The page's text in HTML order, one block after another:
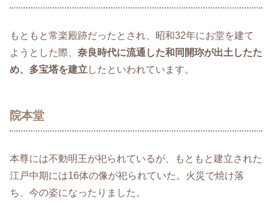
もともと常楽殿跡だったとされ、昭和32年にお堂を建て
ようとした際、 奈良時代に流通した和同開珎が出土したた
め、多宝塔を建立 したといわれています。
院本堂
本尊には不動明王が祀られているが、もともと建立された
江戸中期には16体の像が祀られていた。火災で焼け落
ち、今の姿になったりました。